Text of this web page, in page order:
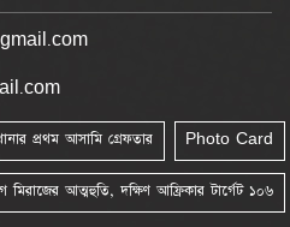
Photo Card
প্রথম আসামি গ্রেফতার
মিরাজের আত্মহুতি, দক্ষিণ আফ্রিকার টার্গেট ১০৬